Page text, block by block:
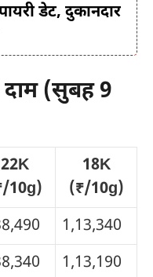
डेट, दुकानदार
(सुबह 9
22K
10g)
18K
(₹/10g)
1,13,340
1,13,190